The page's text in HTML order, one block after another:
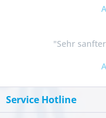
"Sehr
Service Hotline